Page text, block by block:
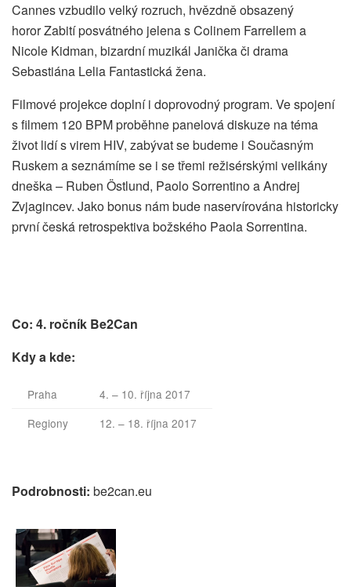
Cannes vzbudilo velký rozruch, hvězdně obsazený
horor Zabití posvátného jelena s Colinem Farrellem a
Nicole Kidman, bizardní muzikál Janička či drama
Sebastiána Lelia Fantastická žena.
Filmové projekce doplní i doprovodný program. Ve spojení
s filmem 120 BPM proběhne panelová diskuze na téma
život lidí s virem HIV, zabývat se budeme i Současným
Ruskem a seznámíme se i se třemi režisérskými velikány
dneška – Ruben Östlund, Paolo Sorrentino a Andrej
Zvjagincev. Jako bonus nám bude naservírována historicky
první česká retrospektiva božského Paola Sorrentina.
Co: 4. ročník Be2Can
Kdy a kde:
Praha
4. – 10. října 2017
Regiony
12. – 18. října 2017
Podrobnosti: be2can.eu